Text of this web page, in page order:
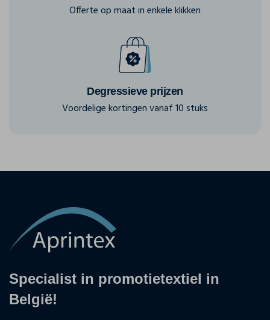
Offerte op maat in enkele klikken
Degressieve prijzen
Voordelige kortingen vanaf 10 stuks
Specialist in promotietextiel in
België!